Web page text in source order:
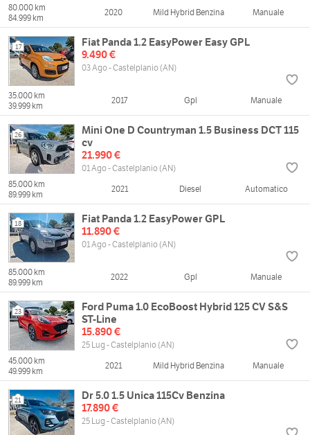
80.000 km
84.999 km
2020 Mild Hybrid Benzina Manuale
17
Fiat Panda 1.2 EasyPower Easy GPL
9.490 €
03 Ago - Castelplanio (AN)
35.000 km
39.999 km
2017 Gpl Manuale
26
Mini One D Countryman 1.5 Business DCT 115
cv
21.990 €
01 Ago - Castelplanio (AN)
85.000 km
89.999 km
2021 Diesel Automatico
18
Fiat Panda 1.2 EasyPower GPL
11.890 €
01 Ago - Castelplanio (AN)
85.000 km
89.999 km
2022 Gpl Manuale
23
Ford Puma 1.0 EcoBoost Hybrid 125 CV S&S
ST-Line
15.890 €
25 Lug - Castelplanio (AN)
45.000 km
49.999 km
2021 Mild Hybrid Benzina Manuale
21
Dr 5.0 1.5 Unica 115Cv Benzina
17.890 €
25 Lug - Castelplanio (AN)